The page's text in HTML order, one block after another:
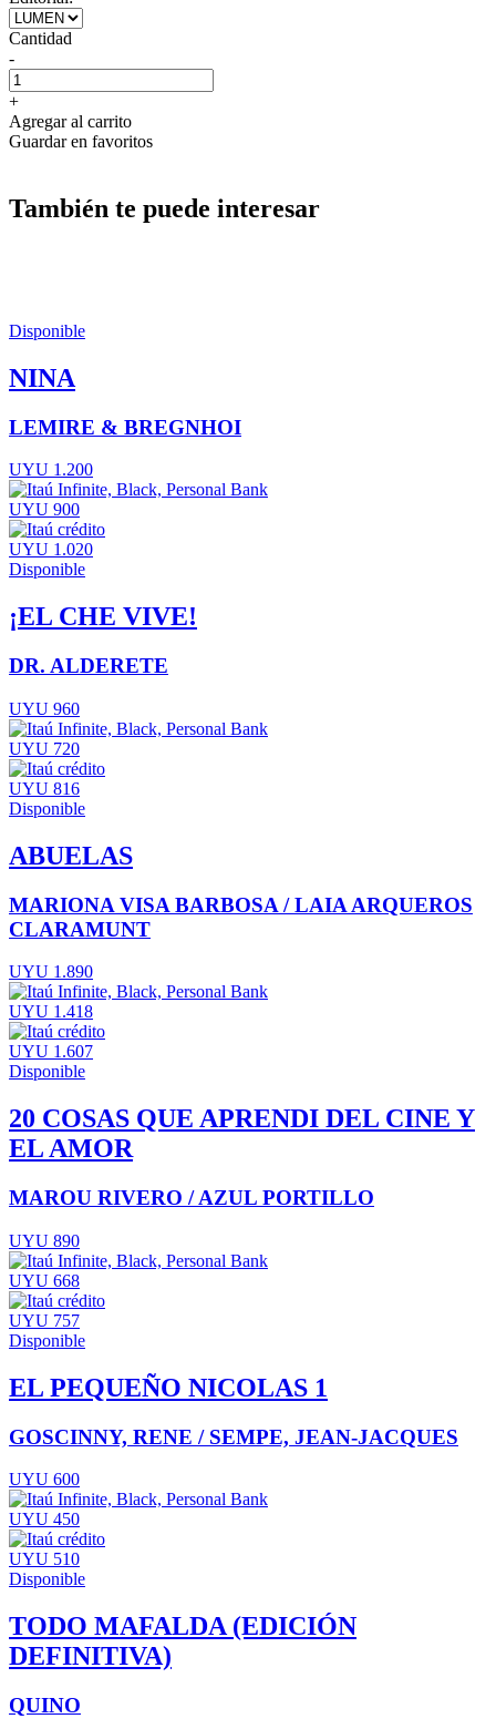
Cantidad
-
+
Agregar al carrito
Guardar en favoritos
También te puede interesar
Disponible
NINA
LEMIRE & BREGNHOI
UYU 1.200
UYU 900
UYU 1.020
Disponible
¡EL CHE VIVE!
DR. ALDERETE
UYU 960
UYU 720
UYU 816
Disponible
ABUELAS
MARIONA VISA BARBOSA / LAIA ARQUEROS
CLARAMUNT
UYU 1.890
UYU 1.418
UYU 1.607
Disponible
20 COSAS QUE APRENDI DEL CINE Y
EL AMOR
MAROU RIVERO / AZUL PORTILLO
UYU 890
UYU 668
UYU 757
Disponible
EL PEQUEÑO NICOLAS 1
GOSCINNY, RENE / SEMPE, JEAN-JACQUES
UYU 600
UYU 450
UYU 510
Disponible
TODO MAFALDA (EDICIÓN
DEFINITIVA)
QUINO